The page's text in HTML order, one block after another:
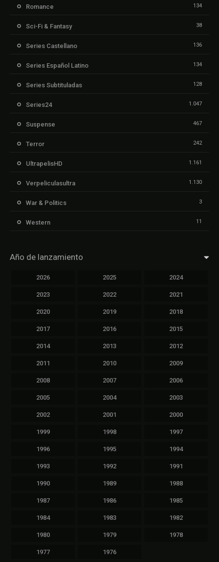
Romance 134
Sci-Fi & Fantasy 38
Series Castellano 136
Series Español Latino 134
Series Subtituladas 128
Series24 1.047
Suspense 467
Terror 242
UltrapelisHD 1.161
Verpeliculasultra 1.130
War & Politics 3
Western 11
Año de lanzamiento
2026 2025 2024
2023 2022 2021
2020 2019 2018
2017 2016 2015
2014 2013 2012
2011 2010 2009
2008 2007 2006
2005 2004 2003
2002 2001 2000
1999 1998 1997
1996 1995 1994
1993 1992 1991
1990 1989 1988
1987 1986 1985
1984 1983 1982
1980 1979 1978
1977 1976